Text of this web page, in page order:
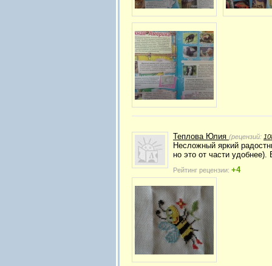
Теплова Юлия (рецензий:
Несложный яркий
но это от части удобнее).
Рейтинг рецензии: +4